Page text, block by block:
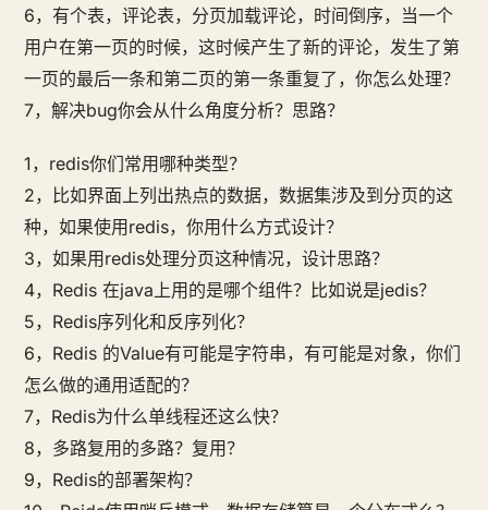
6，有个表，评论表，分页加载评论，时间倒序，当一个
用户在第一页的时候，这时候产生了新的评论，发生了第
一页的最后一条和第二页的第一条重复了，你怎么处理？
7，解决bug你会从什么角度分析？思路？
1，redis你们常用哪种类型？
2，比如界面上列出热点的数据，数据集涉及到分页的这
种，如果使用redis，你用什么方式设计？
3，如果用redis处理分页这种情况，设计思路？
4，Redis 在java上用的是哪个组件？比如说是jedis？
5，Redis序列化和反序列化？
6，Redis 的Value有可能是字符串，有可能是对象，你们
怎么做的通用适配的？
7，Redis为什么单线程还这么快？
8，多路复用的多路？复用？
9，Redis的部署架构？